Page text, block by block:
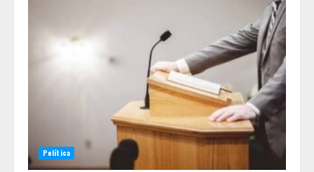
Política